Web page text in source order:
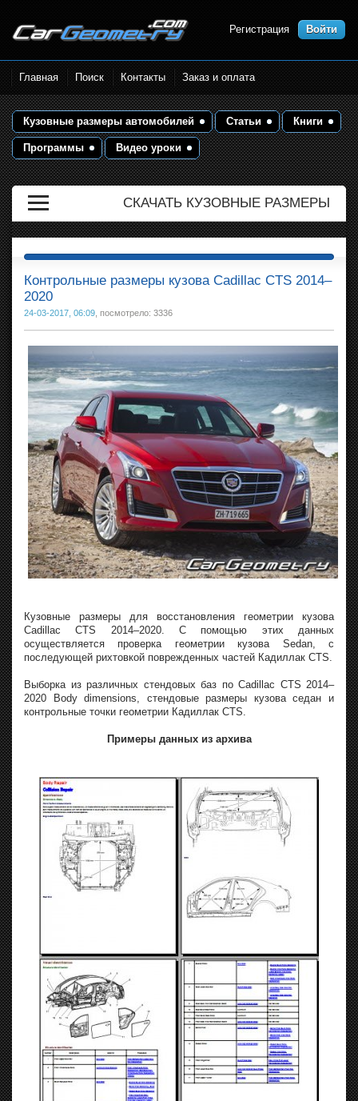
Размеры кузова автомобилей.
Контрольные точки и кузовные
размеры. Геометрия кузова
Регистрация Войти
Главная Поиск Контакты Заказ и оплата
Кузовные размеры автомобилей Статьи Книги
Программы Видео уроки
СКАЧАТЬ КУЗОВНЫЕ РАЗМЕРЫ
Контрольные размеры кузова Cadillac CTS 2014–
2020
24-03-2017, 06:09 , посмотрело: 3336
Кузовные размеры для восстановления геометрии кузова
Cadillac CTS 2014–2020. С помощью этих данных
осуществляется проверка геометрии кузова Sedan, с
последующей рихтовкой поврежденных частей Кадиллак CTS.
Выборка из различных стендовых баз по Cadillac CTS 2014–
2020 Body dimensions, стендовые размеры кузова седан и
контрольные точки геометрии Кадиллак CTS.
Примеры данных из архива